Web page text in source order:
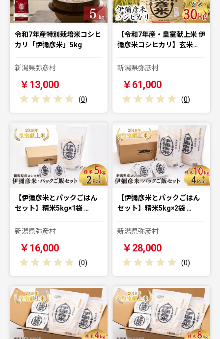
令和7年産特別栽培米コシヒ
カリ「伊彌彦米」5kg
新潟県弥彦村
￥13,000
(0)
【令和7年産・皇室献上米 伊
彌彦米コシヒカリ】玄米…
新潟県弥彦村
￥61,000
(0)
【伊彌彦米とパックごはん
セット】精米5kg×1袋 …
新潟県弥彦村
￥16,000
(0)
【伊彌彦米とパックごはん
セット】精米5kg×2袋 …
新潟県弥彦村
￥28,000
(0)